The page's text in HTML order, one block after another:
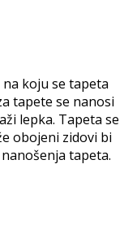
na koju se tapeta
tapete se nanosi
lepka. Tapeta se
obojeni zidovi bi
tapeta.